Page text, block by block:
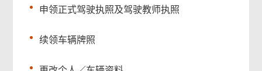
申领正式驾驶执照及驾驶教师执照
续领车辆牌照